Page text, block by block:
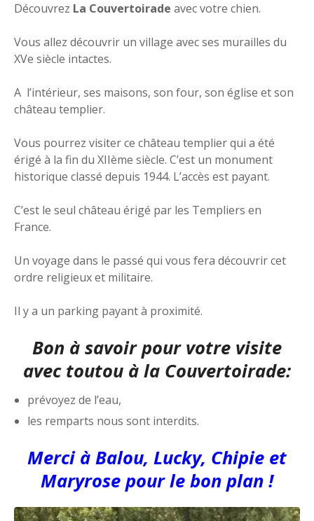
Découvrez La Couvertoirade avec votre chien.
Vous allez découvrir un village avec ses murailles du
XVe siècle intactes.
A l’intérieur, ses maisons, son four, son église et son
château templier.
Vous pourrez visiter ce château templier qui a été
érigé à la fin du XIIème siècle. C’est un monument
historique classé depuis 1944. L’accès est payant.
C’est le seul château érigé par les Templiers en
France.
Un voyage dans le passé qui vous fera découvrir cet
ordre religieux et militaire.
Il y a un parking payant à proximité.
Bon à savoir pour votre visite
avec toutou à la Couvertoirade:
prévoyez de l’eau,
les remparts nous sont interdits.
Merci à Balou, Lucky, Chipie et
Maryrose pour le bon plan !